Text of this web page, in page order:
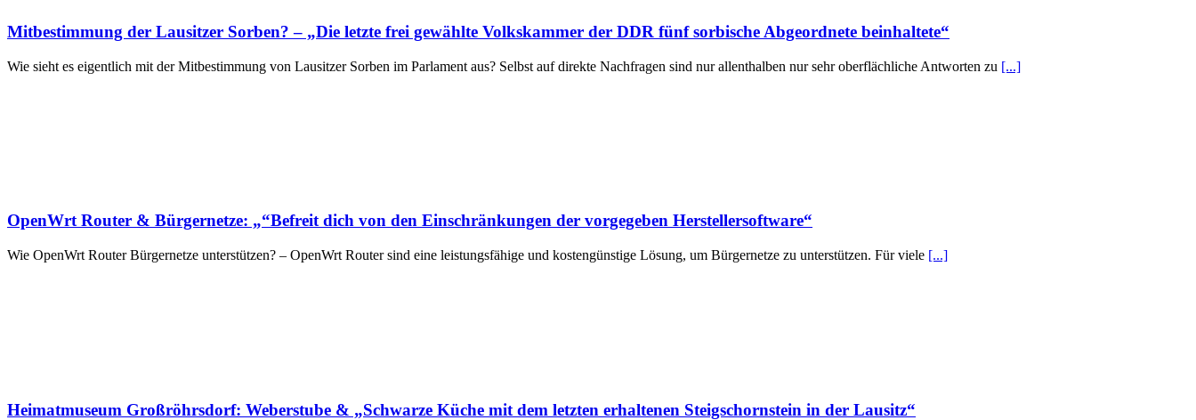
Mitbestimmung der Lausitzer Sorben? – „Die letzte frei gewählte Volkskammer der DDR fünf sorbische Abgeordnete beinhaltete“
Wie sieht es eigentlich mit der Mitbestimmung von Lausitzer Sorben im Parlament aus? Selbst auf direkte Nachfragen sind nur allenthalben nur sehr oberflächliche Antworten zu [...]
OpenWrt Router & Bürgernetze: „“Befreit dich von den Einschränkungen der vorgegeben Herstellersoftware“
Wie OpenWrt Router Bürgernetze unterstützen? – OpenWrt Router sind eine leistungsfähige und kostengünstige Lösung, um Bürgernetze zu unterstützen. Für viele [...]
Heimatmuseum Großröhrsdorf: Weberstube & „Schwarze Küche mit dem letzten erhaltenen Steigschornstein in der Lausitz“